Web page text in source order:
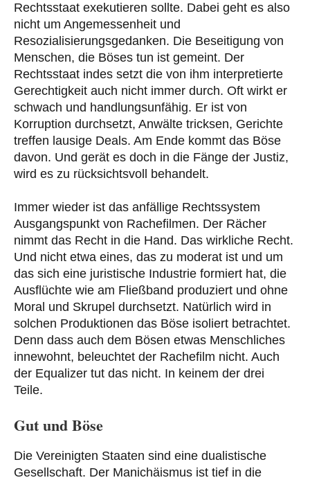
Rechtsstaat exekutieren sollte. Dabei geht es also
nicht um Angemessenheit und
Resozialisierungsgedanken. Die Beseitigung von
Menschen, die Böses tun ist gemeint. Der
Rechtsstaat indes setzt die von ihm interpretierte
Gerechtigkeit auch nicht immer durch. Oft wirkt er
schwach und handlungsunfähig. Er ist von
Korruption durchsetzt, Anwälte tricksen, Gerichte
treffen lausige Deals. Am Ende kommt das Böse
davon. Und gerät es doch in die Fänge der Justiz,
wird es zu rücksichtsvoll behandelt.
Immer wieder ist das anfällige Rechtssystem
Ausgangspunkt von Rachefilmen. Der Rächer
nimmt das Recht in die Hand. Das wirkliche Recht.
Und nicht etwa eines, das zu moderat ist und um
das sich eine juristische Industrie formiert hat, die
Ausflüchte wie am Fließband produziert und ohne
Moral und Skrupel durchsetzt. Natürlich wird in
solchen Produktionen das Böse isoliert betrachtet.
Denn dass auch dem Bösen etwas Menschliches
innewohnt, beleuchtet der Rachefilm nicht. Auch
der Equalizer tut das nicht. In keinem der drei
Teile.
Gut und Böse
Die Vereinigten Staaten sind eine dualistische
Gesellschaft. Der Manichäismus ist tief in die